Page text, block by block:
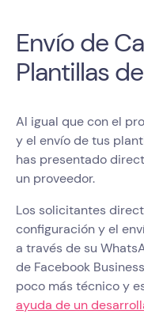
Envío de
Plantillas
Al igual que con el
y el envío de tus
has presentado
un proveedor.
Los solicitantes
configuración y el
a través de su
de Facebook
poco más técnico y
ayuda de un